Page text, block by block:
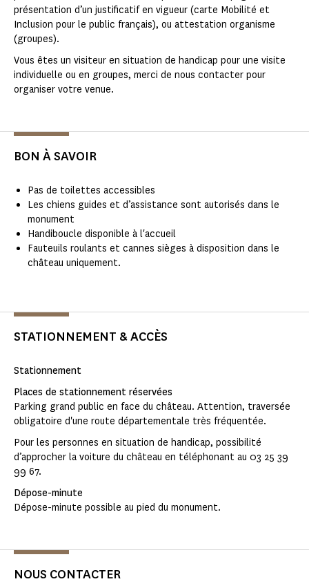
présentation d’un justificatif en vigueur (carte Mobilité et
Inclusion pour le public français), ou attestation organisme
(groupes).
Vous êtes un visiteur en situation de handicap pour une visite
individuelle ou en groupes, merci de nous contacter pour
organiser votre venue.
BON À SAVOIR
Pas de toilettes accessibles
Les chiens guides et d’assistance sont autorisés dans le
monument
Handiboucle disponible à l'accueil
Fauteuils roulants et cannes sièges à disposition dans le
château uniquement.
STATIONNEMENT & ACCÈS
Stationnement
Places de stationnement réservées
Parking grand public en face du château. Attention, traversée
obligatoire d'une route départementale très fréquentée.
Pour les personnes en situation de handicap, possibilité
d’approcher la voiture du château en téléphonant au 03 25 39
99 67.
Dépose-minute
Dépose-minute possible au pied du monument.
NOUS CONTACTER